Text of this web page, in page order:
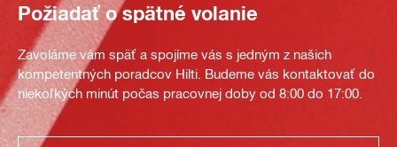
Požiadať o spätné volanie
Zavoláme vám späť a spojíme vás s jedným z našich
kompetentných poradcov Hilti. Budeme vás kontaktovať do
niekoľkých minút počas pracovnej doby od 8:00 do 17:00.